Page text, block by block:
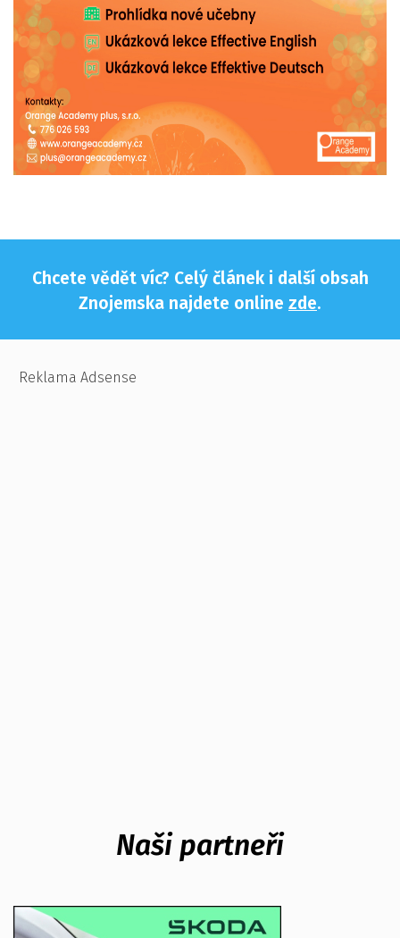
Chcete vědět víc? Celý článek i další obsah
Znojemska najdete online zde.
Reklama Adsense
Naši partneři